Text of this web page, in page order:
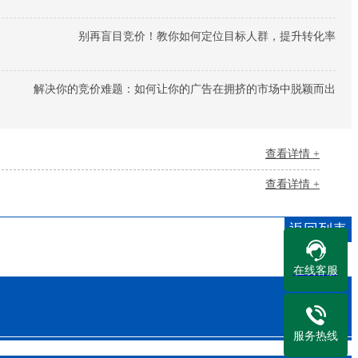
别再盲目竞价！教你如何定位目标人群，提升转化率
解决你的竞价难题：如何让你的广告在拥挤的市场中脱颖而出
查看详情 +
查看详情 +
返回列表
在线客服
服务热线